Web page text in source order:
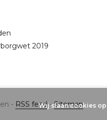
2019
- RSS feed-Sitemap
Wij slaan cookies